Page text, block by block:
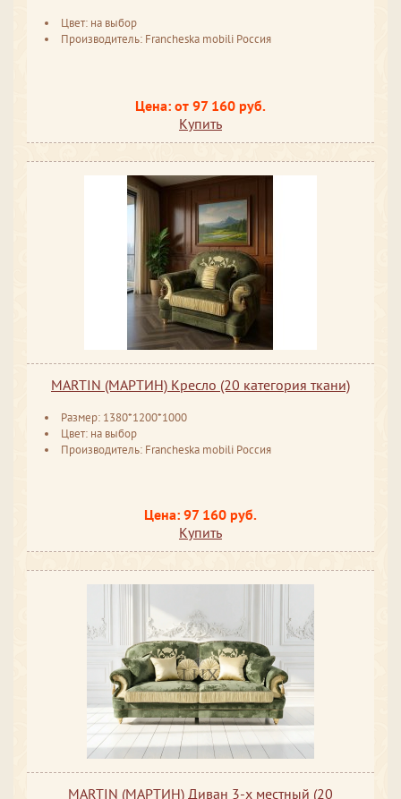
Цвет: на выбор
Производитель: Francheska mobili Россия
Цена: от 97 160 руб.
Купить
MARTIN (МАРТИН) Кресло (20 категория ткани)
Размер: 1380*1200*1000
Цвет: на выбор
Производитель: Francheska mobili Россия
Цена: 97 160 руб.
Купить
MARTIN (МАРТИН) Диван 3-х местный (20